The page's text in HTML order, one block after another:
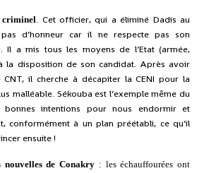
criminel. Cet officier, qui a éliminé Dadis au
d’honneur car il ne respecte pas son
Il a mis tous les moyens de l’Etat (armée,
la disposition de son candidat. Après avoir
il cherche à décapiter la CENI pour la
malléable. Sékouba est l’exemple même du
intentions pour nous endormir et
conformément à un plan préétabli, ce qu’il
ensuite !
nouvelles de Conakry : les échauffourées ont